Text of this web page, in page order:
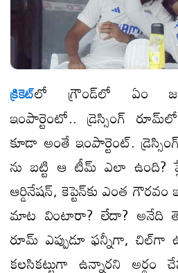
క్రికెట్​లో గ్రౌండ్​లో ఏం
ఇంపార్టెంటో.. డ్రెస్సింగ్
కూడా అంతే ఇంపార్టెంట్.
ను బట్టి ఆ టీమ్ ఎలా ఉంది?
ఆర్డినేషన్, కెప్టెన్​కు ఎంత
మాట వింటారా? లేదా? అనేది
రూమ్ ఎప్పుడూ ఫన్నీగా, చిల్​గా
కలసికట్టుగా ఉన్నారని